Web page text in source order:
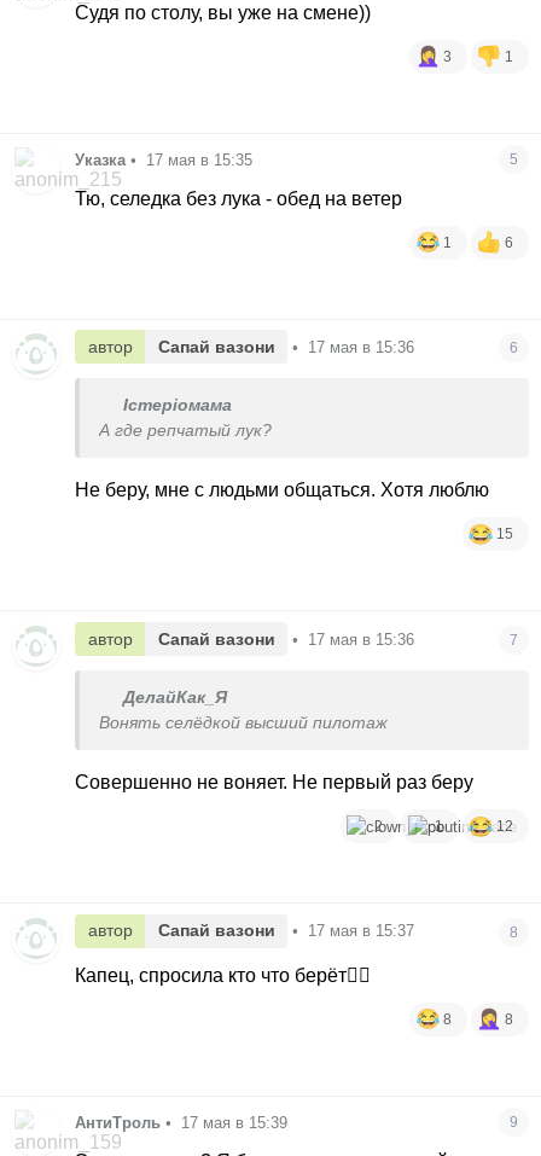
Судя по столу, вы уже на смене))
3 1
Указка • 17 мая в 15:35 5
Тю, селедка без лука - обед на ветер
1 6
автор Сапай вазони • 17 мая в 15:36 6
Істеріомама
А где репчатый лук?
Не беру, мне с людьми общаться. Хотя люблю
15
автор Сапай вазони • 17 мая в 15:36 7
ДелайКак_Я
Вонять селёдкой высший пилотаж
Совершенно не воняет. Не первый раз беру
2 1 12
автор Сапай вазони • 17 мая в 15:37 8
Капец, спросила кто что берёт🤦‍♀️
8 8
АнтиТроль • 17 мая в 15:39 9